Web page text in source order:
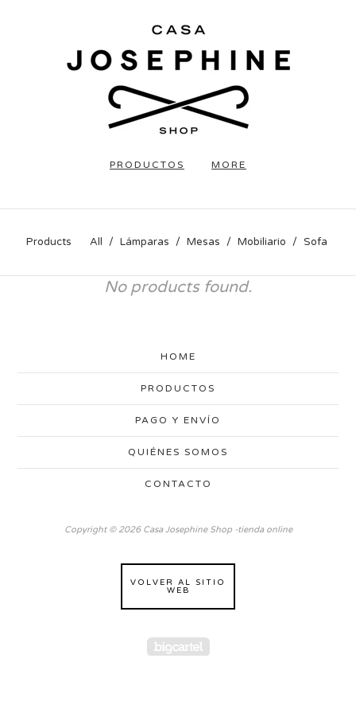
PRODUCTOS MORE
Products All Lámparas Mesas Mobiliario Sofa
No products found.
HOME
PRODUCTOS
PAGO Y ENVÍO
QUIÉNES SOMOS
CONTACTO
Copyright © 2026 Casa Josephine Shop -tienda online
VOLVER AL SITIO
WEB
Powered by Big Cartel